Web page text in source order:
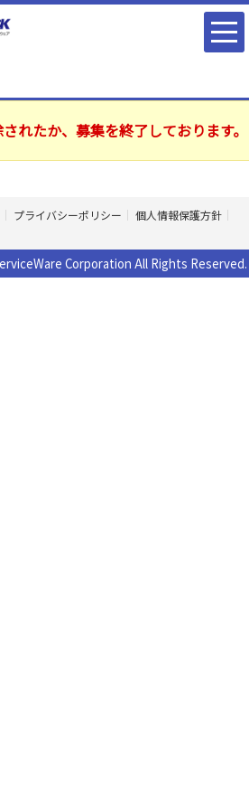
れたか、募集を終了しております。
プライバシーポリシー
個人情報保護方針
Corporation All Rights Reserved.